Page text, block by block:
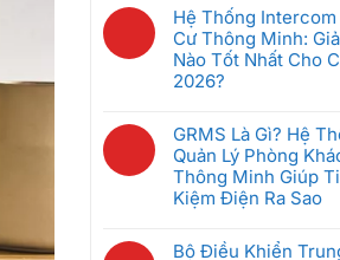
có
bình
luận
ở
Bị
Nhà
Thông
Minh
Mua
Hệ Thống Intercom
Cư Thông Minh:
Nào Tốt Nhất Cho
2026?
có
bình
luận
ở
Hệ
GRMS Là Gì? Hệ
Quản Lý Phòng
Thông Minh Giúp
Kiệm Điện Ra Sao
có
Bộ Điều Khiển